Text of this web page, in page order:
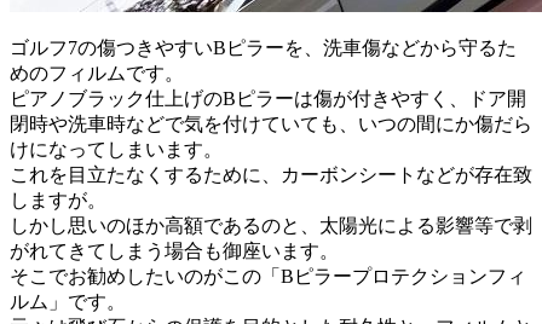
ゴルフ7の傷つきやすいBピラーを、洗車傷などから守るた
めのフィルムです。
ピアノブラック仕上げのBピラーは傷が付きやすく、ドア開
閉時や洗車時などで気を付けていても、いつの間にか傷だら
けになってしまいます。
これを目立たなくするために、カーボンシートなどが存在致
しますが。
しかし思いのほか高額であるのと、太陽光による影響等で剥
がれてきてしまう場合も御座います。
そこでお勧めしたいのがこの「Bピラープロテクションフィ
ルム」です。